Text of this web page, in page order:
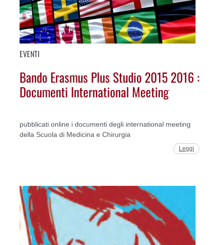
EVENTI
Bando Erasmus Plus Studio 2015 2016 :
Documenti International Meeting
pubblicati online i documenti degli international meeting
della Scuola di Medicina e Chirurgia
Leggi